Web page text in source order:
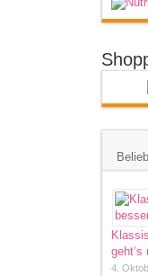
geht’s
4.